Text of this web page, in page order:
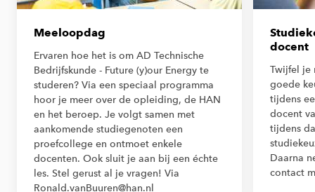
Meeloopdag
Ervaren hoe het is om AD Technische
Bedrijfskunde - Future (y)our Energy te
studeren? Via een speciaal programma
hoor je meer over de opleiding, de HAN
en het beroep. Je volgt samen met
aankomende studiegenoten een
proefcollege en ontmoet enkele
docenten. Ook sluit je aan bij een échte
les. Stel gerust al je vragen! Via
Ronald.vanBuuren@han.nl
docent
Twijfel je
goede
tijdens
docent
tijdens
Daarna
contact